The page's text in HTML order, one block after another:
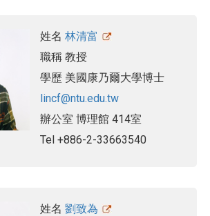
姓名 林清富
職稱 教授
學歷 美國康乃爾大學博士
lincf@ntu.edu.tw
辦公室 博理館 414室
Tel +886-2-33663540
姓名 劉致為